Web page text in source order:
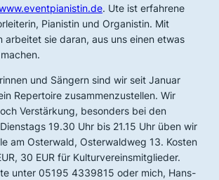
. Ute ist erfahrene
Pianistin und Organistin. Mit
arbeitet sie daran, aus uns einen etwas
und Sängern sind wir seit Januar
Repertoire zusammenzustellen. Wir
Verstärkung, besonders bei den
19.30 Uhr bis 21.15 Uhr üben wir
am Osterwald, Osterwaldweg 13. Kosten
30 EUR für Kulturvereinsmitglieder.
unter 05195 4339815 oder mich, Hans-